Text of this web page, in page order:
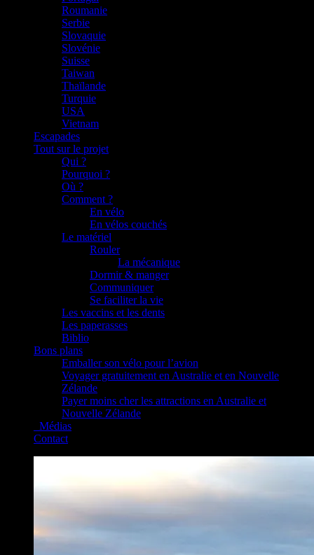
Roumanie
Serbie
Slovaquie
Slovénie
Suisse
Taiwan
Thaïlande
Turquie
USA
Vietnam
Escapades
Tout sur le projet
Qui ?
Pourquoi ?
Où ?
Comment ?
En vélo
En vélos couchés
Le matériel
Rouler
La mécanique
Dormir & manger
Communiquer
Se faciliter la vie
Les vaccins et les dents
Les paperasses
Biblio
Bons plans
Emballer son vélo pour l’avion
Voyager gratuitement en Australie et en Nouvelle
Zélande
Payer moins cher les attractions en Australie et
Nouvelle Zélande
_Médias
Contact